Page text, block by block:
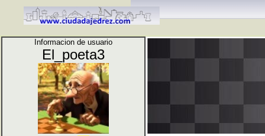
Informacion de usuario
El_poeta3